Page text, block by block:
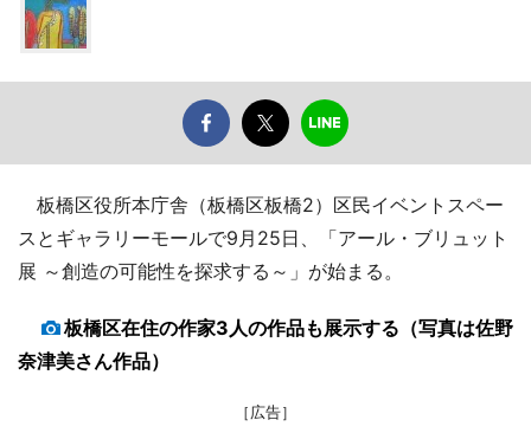
板橋区役所本庁舎（板橋区板橋2）区民イベントスペー
スとギャラリーモールで9月25日、「アール・ブリュット
展 ～創造の可能性を探求する～」が始まる。
板橋区在住の作家3人の作品も展示する（写真は佐野
奈津美さん作品）
［広告］